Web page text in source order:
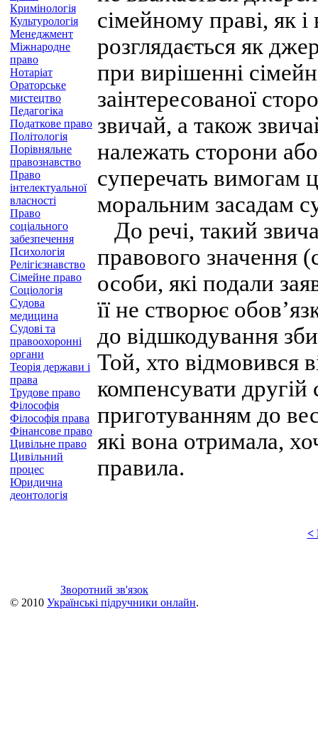
Кримінологія
Культурологія
Менеджмент
Міжнародне
право
Нотаріат
Ораторське
мистецтво
Педагогіка
Податкове право
Політологія
Порівняльне
правознавство
Право
інтелектуальної
власності
Право
соціального
забезпечення
Психологія
Релігієзнавство
Сімейне право
Соціологія
Судова
медицина
Судові та
правоохоронні
органи
Теорія держави і
права
Трудове право
Філософія
Філософія права
Фінансове право
Цивільне право
Цивільний
процес
Юридична
деонтологія
сімейному праві, як
розглядається як
при вирішенні
заінтересованої
звичай, а також
належать сторони
суперечать вимогам
моральним засадам
До речі, такий
правового значення
особи, які подали
її не створює
до відшкодування
Той, хто відмовився
компенсувати другій
приготуванням до
які вона отримала,
правила.
<
Зворотний зв'язок
© 2010 Українські підручники онлайн.